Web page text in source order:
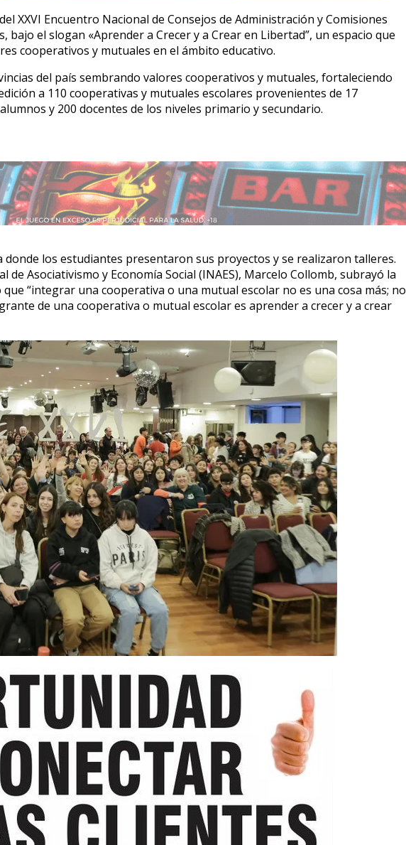
XXVI Encuentro Nacional de Consejos de Administración y Comisiones
bajo el slogan «Aprender a Crecer y a Crear en Libertad”, un espacio que
cooperativos y mutuales en el ámbito educativo.
del país sembrando valores cooperativos y mutuales, fortaleciendo
a 110 cooperativas y mutuales escolares provenientes de 17
y 200 docentes de los niveles primario y secundario.
los estudiantes presentaron sus proyectos y se realizaron talleres.
Asociativismo y Economía Social (INAES), Marcelo Collomb, subrayó la
“integrar una cooperativa o una mutual escolar no es una cosa más; no
de una cooperativa o mutual escolar es aprender a crecer y a crear